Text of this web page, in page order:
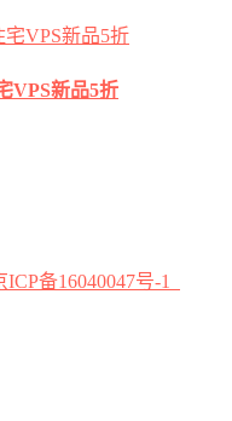
VPS新品5折
ICP备16040047号-1